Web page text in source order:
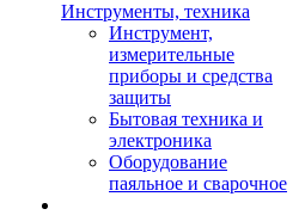
Инструменты, техника
Инструмент,
измерительные
приборы и средства
защиты
Бытовая техника и
электроника
Оборудование
паяльное и сварочное